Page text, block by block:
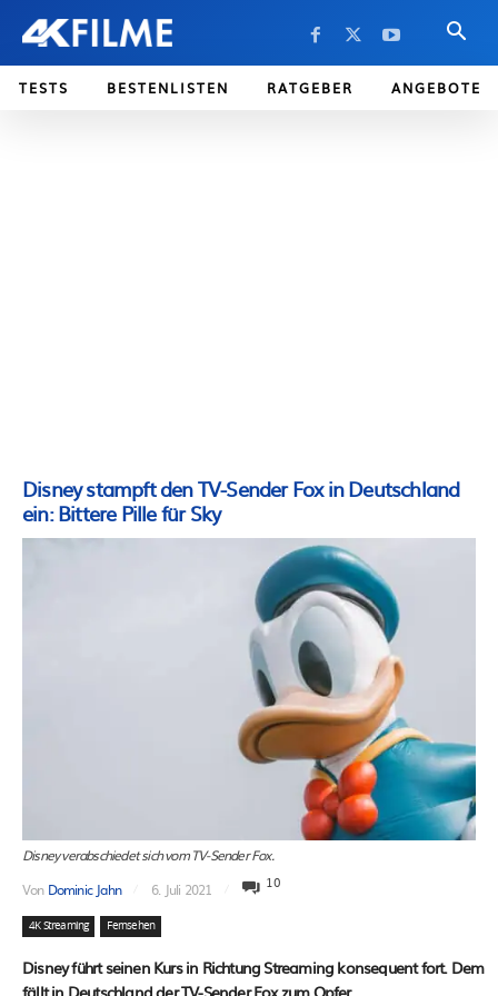
TESTS BESTENLISTEN RATGEBER ANGEBOTE
Disney stampft den TV-Sender Fox in Deutschland
ein: Bittere Pille für Sky
Disney verabschiedet sich vom TV-Sender Fox.
Von Dominic Jahn 6. Juli 2021 10
4K Streaming Fernsehen
Disney führt seinen Kurs in Richtung Streaming konsequent fort. Dem
fällt in Deutschland der TV-Sender Fox zum Opfer.